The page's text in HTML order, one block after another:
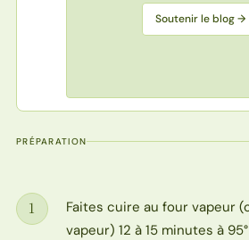
Soutenir le blog →
PRÉPARATION
Étape
1
Faites cuire au four vapeur
vapeur) 12 à 15 minutes à